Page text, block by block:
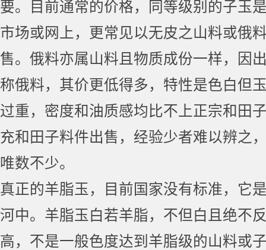
要。目前通常的价格，同等级别的子玉
市场或网上，更常见以无皮之山料或俄
售。俄料亦属山料且物质成份一样，因
称俄料，其价更低得多，特性是色白但
过重，密度和油质感均比不上正宗和田
充和田子料件出售，经验少者难以辨之
唯数不少。
真正的羊脂玉，目前国家没有标准，它
河中。羊脂玉白若羊脂，不但白且绝不
高，不是一般色度达到羊脂级的山料或